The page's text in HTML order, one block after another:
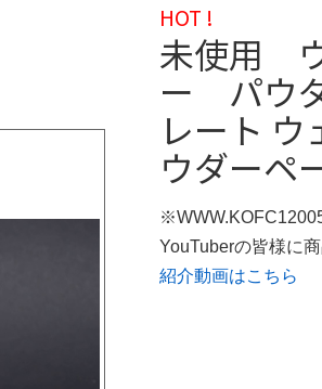
HOT !
未使用
ー パウ
レート
ウダーペ
YouTuberの皆様に
紹介動画はこちら